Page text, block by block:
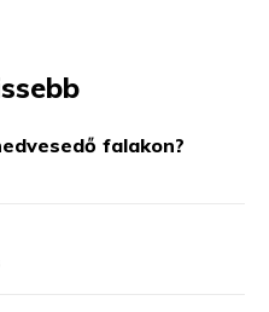
falakon?